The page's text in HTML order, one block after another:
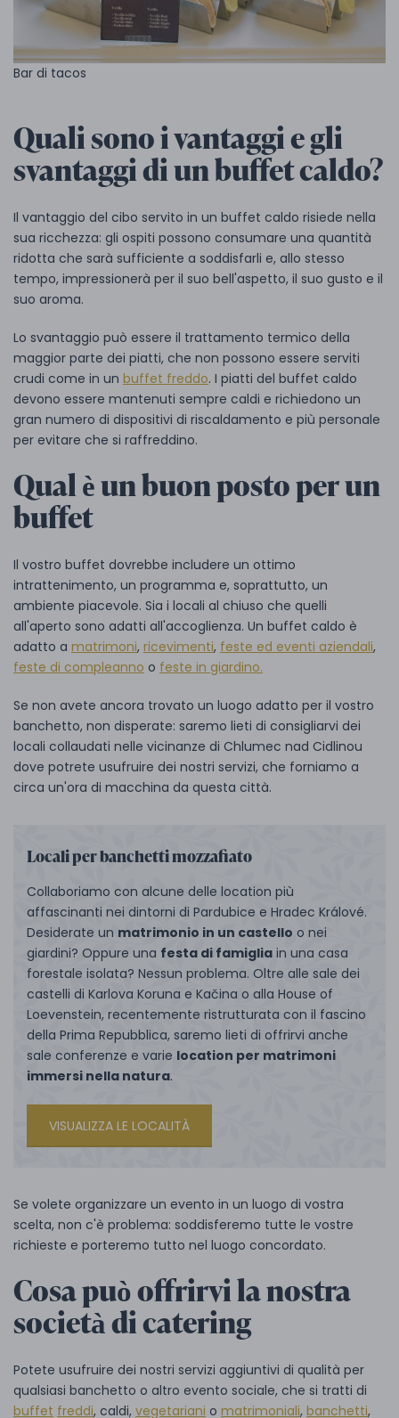
Bar di tacos
Quali sono i vantaggi e gli
svantaggi di un buffet caldo?
Il vantaggio del cibo servito in un buffet caldo risiede nella
sua ricchezza: gli ospiti possono consumare una quantità
ridotta che sarà sufficiente a soddisfarli e, allo stesso
tempo, impressionerà per il suo bell'aspetto, il suo gusto e il
suo aroma.
Lo svantaggio può essere il trattamento termico della
maggior parte dei piatti, che non possono essere serviti
crudi come in un buffet freddo. I piatti del buffet caldo
devono essere mantenuti sempre caldi e richiedono un
gran numero di dispositivi di riscaldamento e più personale
per evitare che si raffreddino.
Qual è un buon posto per un
buffet
Il vostro buffet dovrebbe includere un ottimo
intrattenimento, un programma e, soprattutto, un
ambiente piacevole. Sia i locali al chiuso che quelli
all'aperto sono adatti all'accoglienza. Un buffet caldo è
adatto a matrimoni, ricevimenti, feste ed eventi aziendali,
feste di compleanno o feste in giardino.
Se non avete ancora trovato un luogo adatto per il vostro
banchetto, non disperate: saremo lieti di consigliarvi dei
locali collaudati nelle vicinanze di Chlumec nad Cidlinou
dove potrete usufruire dei nostri servizi, che forniamo a
circa un'ora di macchina da questa città.
Locali per banchetti mozzafiato
Collaboriamo con alcune delle location più
affascinanti nei dintorni di Pardubice e Hradec Králové.
Desiderate un matrimonio in un castello o nei
giardini? Oppure una festa di famiglia in una casa
forestale isolata? Nessun problema. Oltre alle sale dei
castelli di Karlova Koruna e Kačina o alla House of
Loevenstein, recentemente ristrutturata con il fascino
della Prima Repubblica, saremo lieti di offrirvi anche
sale conferenze e varie location per matrimoni
immersi nella natura.
VISUALIZZA LE LOCALITÀ
Se volete organizzare un evento in un luogo di vostra
scelta, non c'è problema: soddisferemo tutte le vostre
richieste e porteremo tutto nel luogo concordato.
Cosa può offrirvi la nostra
società di catering
Potete usufruire dei nostri servizi aggiuntivi di qualità per
qualsiasi banchetto o altro evento sociale, che si tratti di
buffet freddi, caldi, vegetariani o matrimoniali, banchetti,